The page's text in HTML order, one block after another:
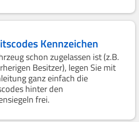
Kennzeichen
schon zugelassen ist (z.B.
Besitzer), legen Sie mit
ganz einfach die
hinter den
frei.